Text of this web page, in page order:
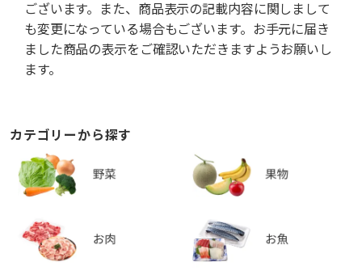
ございます。また、商品表示の記載内容に関しまして
も変更になっている場合もございます。お手元に届き
ました商品の表示をご確認いただきますようお願いし
ます。
カテゴリーから探す